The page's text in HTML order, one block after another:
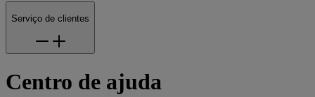
Serviço de clientes
Centro de ajuda